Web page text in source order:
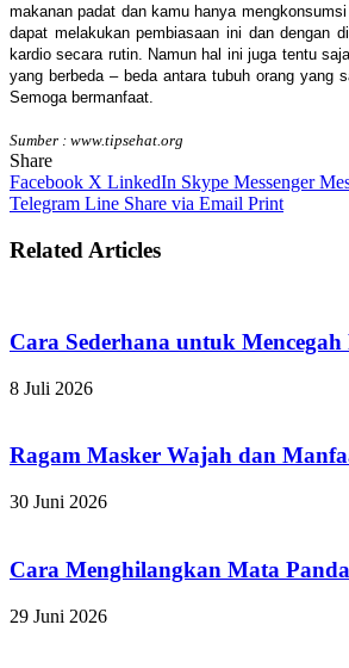
makanan padat dan kamu hanya
dapat melakukan pembiasaan ini dan dengan
kardio secara rutin. Namun hal ini juga tentu
yang berbeda – beda antara tubuh orang yang
Semoga bermanfaat.
Sumber : www.tipsehat.org
Share
Facebook X LinkedIn Skype Messenger
Telegram Line Share via Email Print
Related Articles
Cara Sederhana untuk
8 Juli 2026
Ragam Masker Wajah dan
30 Juni 2026
Cara Menghilangkan Mata Panda
29 Juni 2026